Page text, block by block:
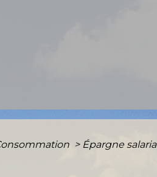
> Épargne